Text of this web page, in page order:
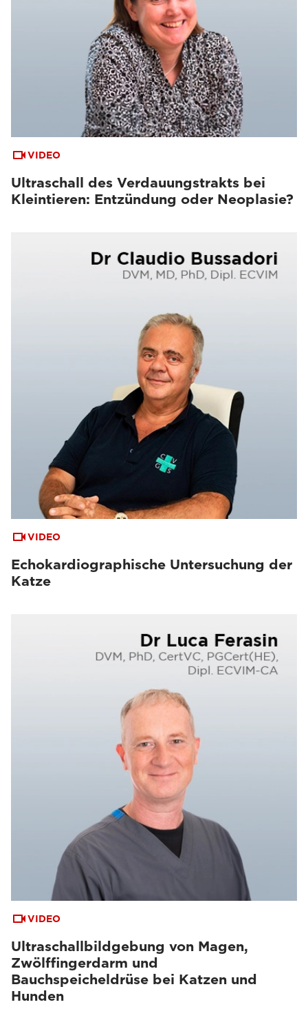
VIDEO
Ultraschall des Verdauungstrakts bei
Kleintieren: Entzündung oder Neoplasie?
VIDEO
Echokardiographische Untersuchung der
Katze
VIDEO
Ultraschallbildgebung von Magen,
Zwölffingerdarm und
Bauchspeicheldrüse bei Katzen und
Hunden